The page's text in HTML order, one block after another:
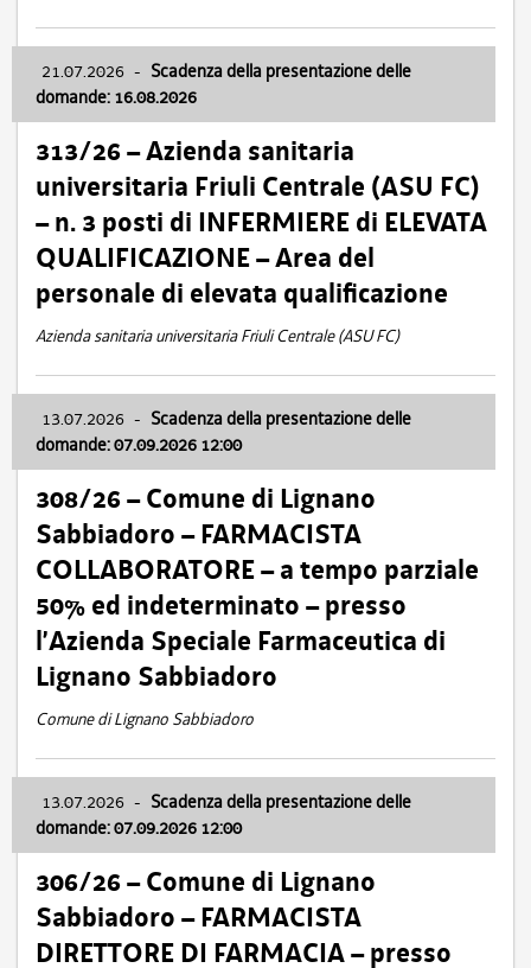
21.07.2026 - Scadenza della presentazione delle
domande: 16.08.2026
313/26 – Azienda sanitaria
universitaria Friuli Centrale (ASU FC)
– n. 3 posti di INFERMIERE di ELEVATA
QUALIFICAZIONE – Area del
personale di elevata qualificazione
Azienda sanitaria universitaria Friuli Centrale (ASU FC)
13.07.2026 - Scadenza della presentazione delle
domande: 07.09.2026 12:00
308/26 – Comune di Lignano
Sabbiadoro – FARMACISTA
COLLABORATORE – a tempo parziale
50% ed indeterminato – presso
l’Azienda Speciale Farmaceutica di
Lignano Sabbiadoro
Comune di Lignano Sabbiadoro
13.07.2026 - Scadenza della presentazione delle
domande: 07.09.2026 12:00
306/26 – Comune di Lignano
Sabbiadoro – FARMACISTA
DIRETTORE DI FARMACIA – presso